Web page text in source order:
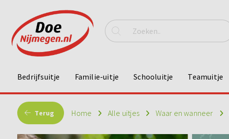
Bedrijfsuitje Familie-uitje Schooluitje Teamuitje
Terug Home Alle uitjes Waar en wanneer